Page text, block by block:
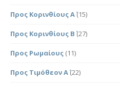
Προς Κορινθίους Α΄(15)
Προς Κορινθίους Β΄ (27)
Προς Ρωμαίους (11)
Προς Τιμόθεον Α΄(22)